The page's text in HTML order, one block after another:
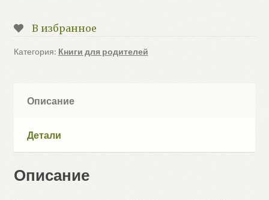
японские
повеств.о
чудесах
Санъютэй
В избранное
Категория: Книги для родителей
Описание
Детали
Описание